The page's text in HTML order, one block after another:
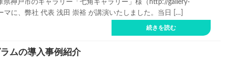
神戸市のギャラリー「七角ギャラリー」様（http://gallery-
に、弊社 代表 浅田 崇裕 が講演いたしました。当日 […]
続きを読む
ムの導入事例紹介